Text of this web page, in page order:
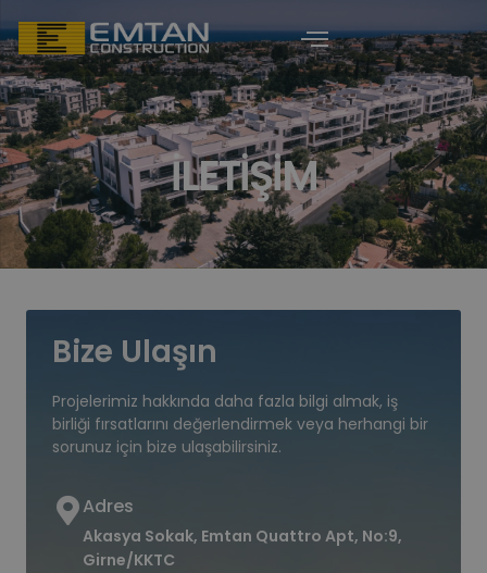
İLETIŞIM
Bize Ulaşın
Projelerimiz hakkında daha fazla bilgi almak, iş
birliği fırsatlarını değerlendirmek veya herhangi bir
sorunuz için bize ulaşabilirsiniz.
Adres
Akasya Sokak, Emtan Quattro Apt, No:9,
Girne/KKTC